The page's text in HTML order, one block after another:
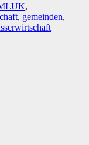
,
, gemeinden,